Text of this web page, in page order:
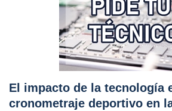
El impacto de la tecnología
cronometraje deportivo en